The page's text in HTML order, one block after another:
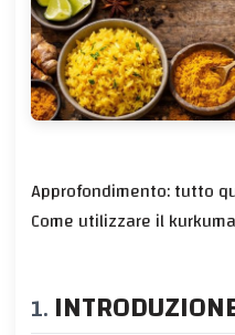
Approfondimento: tutto
Come utilizzare il